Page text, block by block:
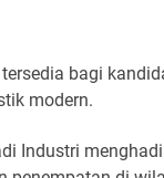
bagi
modern.
Industri